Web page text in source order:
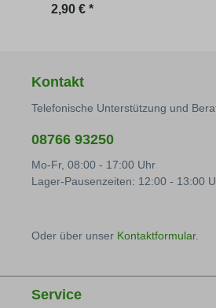
Regulärer Preis:
2,90 € *
Kontakt
Telefonische Unterstützung und
08766 93250
Mo-Fr, 08:00 - 17:00 Uhr
Lager-Pausenzeiten: 12:00 - 13:00
Oder über unser Kontaktformular.
Service